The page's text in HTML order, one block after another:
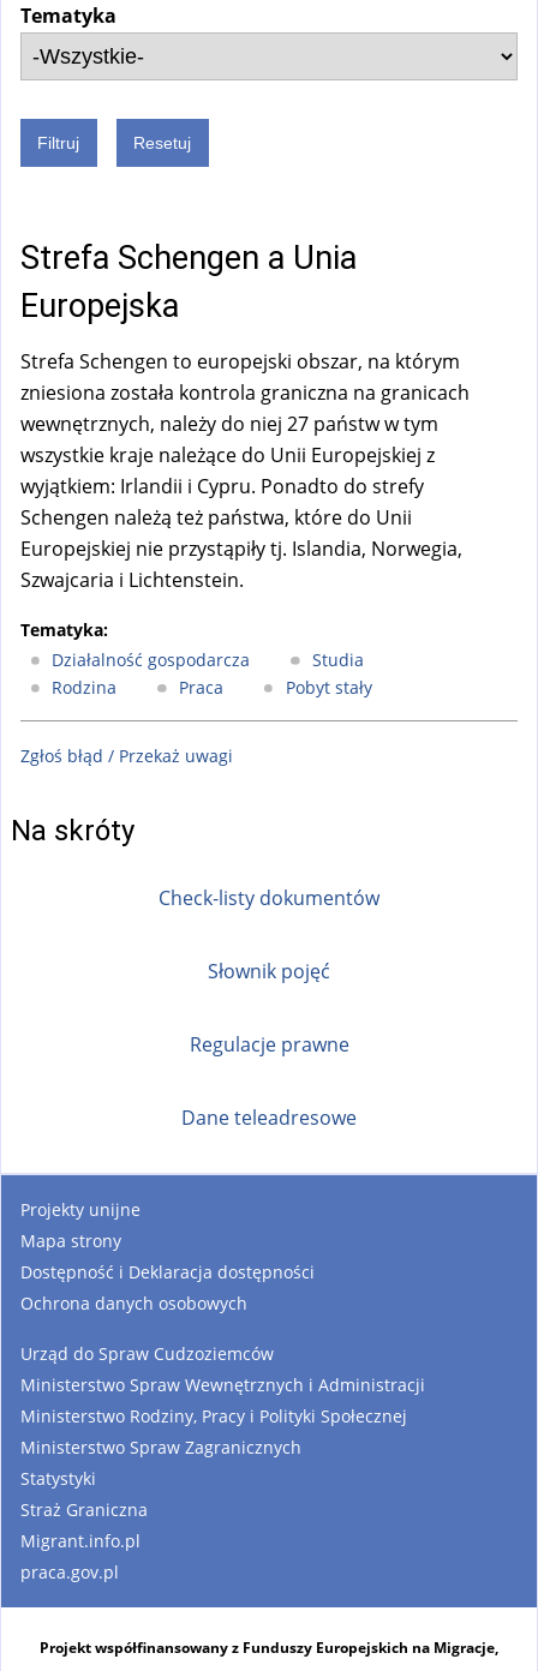
Tematyka
Strefa Schengen a Unia
Europejska
Strefa Schengen to europejski obszar, na którym
zniesiona została kontrola graniczna na granicach
wewnętrznych, należy do niej 27 państw w tym
wszystkie kraje należące do Unii Europejskiej z
wyjątkiem: Irlandii i Cypru. Ponadto do strefy
Schengen należą też państwa, które do Unii
Europejskiej nie przystąpiły tj. Islandia, Norwegia,
Szwajcaria i Lichtenstein.
Tematyka:
Działalność gospodarcza
Studia
Rodzina
Praca Pobyt stały
Zgłoś błąd / Przekaż uwagi
Na skróty
Check-listy dokumentów
Słownik pojęć
Regulacje prawne
Dane teleadresowe
Projekty unijne
Mapa strony
Dostępność i Deklaracja dostępności
Ochrona danych osobowych
Urząd do Spraw Cudzoziemców
Ministerstwo Spraw Wewnętrznych i Administracji
Ministerstwo Rodziny, Pracy i Polityki Społecznej
Ministerstwo Spraw Zagranicznych
Statystyki
Straż Graniczna
Migrant.info.pl
praca.gov.pl
Projekt współfinansowany z Funduszy Europejskich na Migracje,